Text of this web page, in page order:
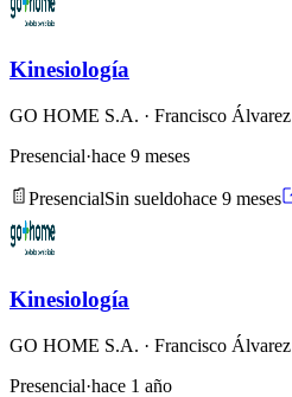
Kinesiología
GO HOME S.A. · Francisco Álvarez
Presencial·hace 9 meses
PresencialSin sueldohace 9 meses
Kinesiología
GO HOME S.A. · Francisco Álvarez
Presencial·hace 1 año